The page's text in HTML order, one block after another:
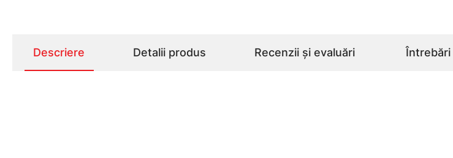
Descriere Detalii produs Recenzii și evaluări Întrebări